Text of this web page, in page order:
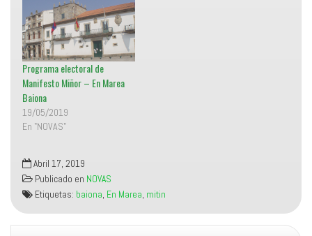
n
a
v
e
n
t
a
n
a
n
u
Programa electoral de
Manifesto Miñor – En Marea
Baiona
19/05/2019
En "NOVAS"
Abril 17, 2019
Publicado en NOVAS
Etiquetas: baiona, En Marea, mitin